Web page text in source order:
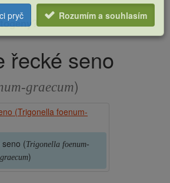
řecké seno
graecum)
(Trigonella foenum-
graecum)
pryč Rozumím a souhlasím